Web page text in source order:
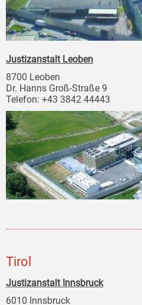
Justizanstalt Leoben
8700 Leoben
Dr. Hanns Groß-Straße 9
Telefon: +43 3842 44443
Tirol
Justizanstalt Innsbruck
6010 Innsbruck